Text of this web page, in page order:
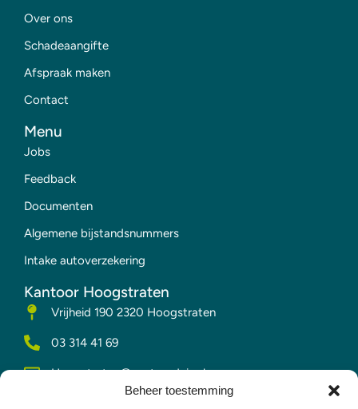
Beheer toestemming
Over ons
Schadeaangifte
Afspraak maken
Contact
Menu
Jobs
Feedback
Documenten
Algemene bijstandsnummers
Intake autoverzekering
Kantoor Hoogstraten
Vrijheid 190 2320 Hoogstraten
03 314 41 69
Hoogstraten@vesta-advies.be
Kantoor Merksplas